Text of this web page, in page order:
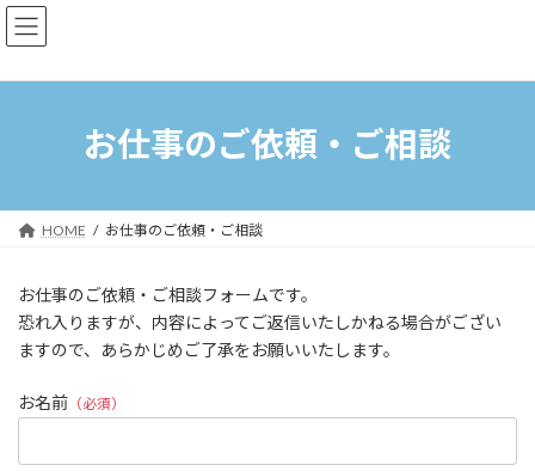
コ
ン
ン
ナ
ビ
ー
お仕事のご依頼・ご相談
HOME お仕事のご依頼・ご相談
お仕事のご依頼・ご相談フォームです。
恐れ入りますが、内容によってご返信いたしかねる場合がござい
ますので、あらかじめご了承をお願いいたします。
お名前 （必須）